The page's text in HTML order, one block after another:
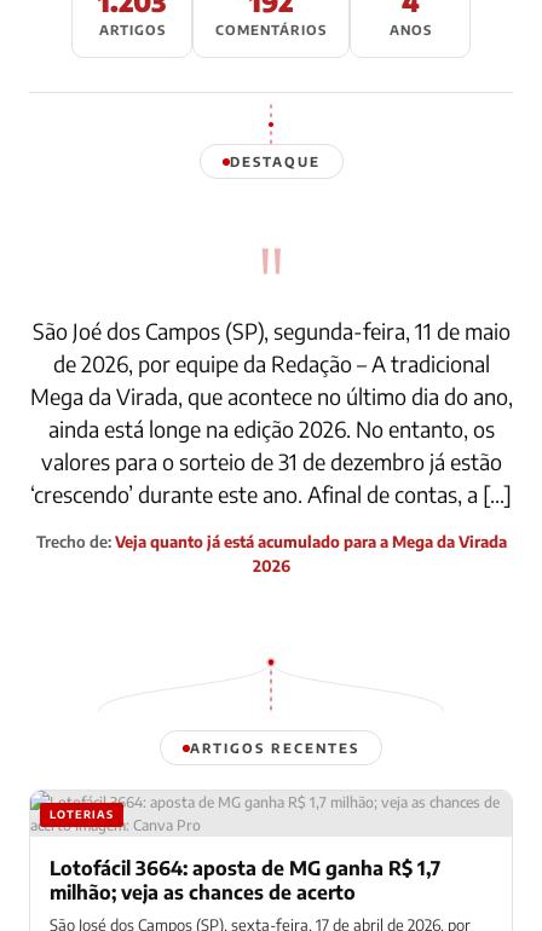
ARTIGOS COMENTÁRIOS ANOS
DESTAQUE
"
São Joé dos Campos (SP), segunda-feira, 11 de maio
de 2026, por equipe da Redação – A tradicional
Mega da Virada, que acontece no último dia do ano,
ainda está longe na edição 2026. No entanto, os
valores para o sorteio de 31 de dezembro já estão
‘crescendo’ durante este ano. Afinal de contas, a […]
Trecho de:Veja quanto já está acumulado para a Mega da Virada
2026
ARTIGOS RECENTES
LOTERIAS
Lotofácil 3664: aposta de MG ganha R$ 1,7
milhão; veja as chances de acerto
São José dos Campos (SP), sexta-feira, 17 de abril de 2026, por